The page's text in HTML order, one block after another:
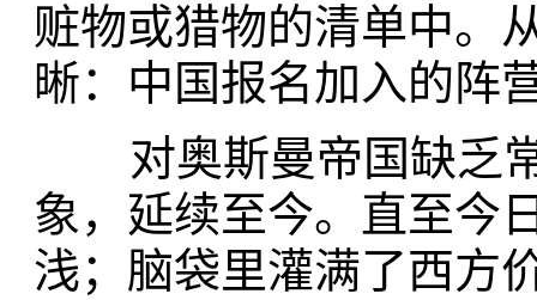
赃物或猎物的清单中。
晰：中国报名加入的阵
对奥斯曼帝国缺乏常
象，延续至今。直至今
浅；脑袋里灌满了西方